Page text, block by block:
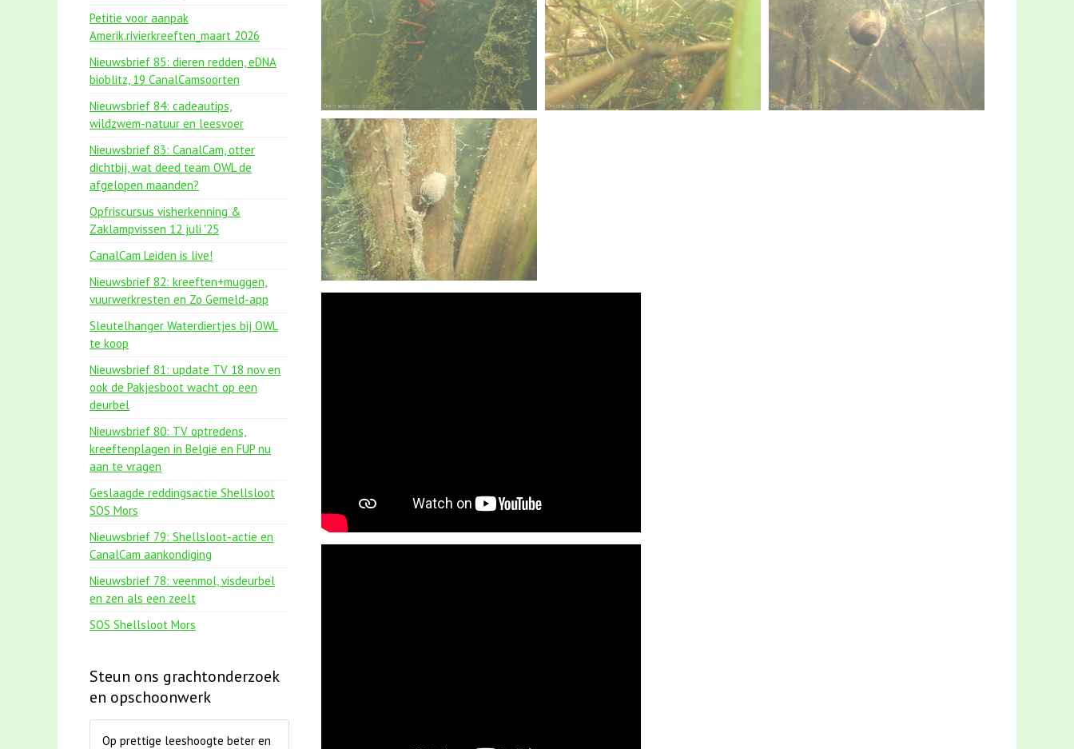
Petitie voor aanpak
Amerik.rivierkreeften_maart 2026
Nieuwsbrief 85: dieren redden, eDNA
bioblitz, 19 CanalCamsoorten
Nieuwsbrief 84: cadeautips,
wildzwem-natuur en leesvoer
Nieuwsbrief 83: CanalCam, otter
dichtbij, wat deed team OWL de
afgelopen maanden?
Opfriscursus visherkenning &
Zaklampvissen 12 juli '25
CanalCam Leiden is live!
Nieuwsbrief 82: kreeften+muggen,
vuurwerkresten en Zo Gemeld-app
Sleutelhanger Waterdiertjes bij OWL
te koop
Nieuwsbrief 81: update TV 18 nov en
ook de Pakjesboot wacht op een
deurbel
Nieuwsbrief 80: TV optredens,
kreeftenplagen in België en FUP nu
aan te vragen
Geslaagde reddingsactie Shellsloot
SOS Mors
Nieuwsbrief 79: Shellsloot-actie en
CanalCam aankondiging
Nieuwsbrief 78: veenmol, visdeurbel
en zen als een zeelt
SOS Shellsloot Mors
Steun ons grachtonderzoek
en opschoonwerk
Op prettige leeshoogte beter en